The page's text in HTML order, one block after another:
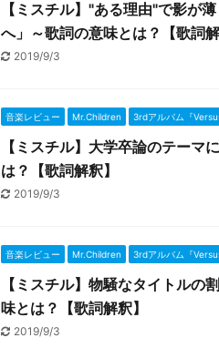
【ミスチル】"ある理由"で影が
へ」～歌詞の意味とは？【歌詞解
2019/9/3
音楽レビュー Mr.Children 3rdアルバム『Versus
【ミスチル】大学卒論のテーマ
は？【歌詞解釈】
2019/9/3
音楽レビュー Mr.Children 3rdアルバム『Versus
【ミスチル】物騒なタイトルの
味とは？【歌詞解釈】
2019/9/3